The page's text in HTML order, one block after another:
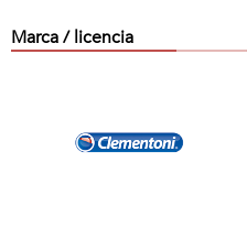
Marca / licencia